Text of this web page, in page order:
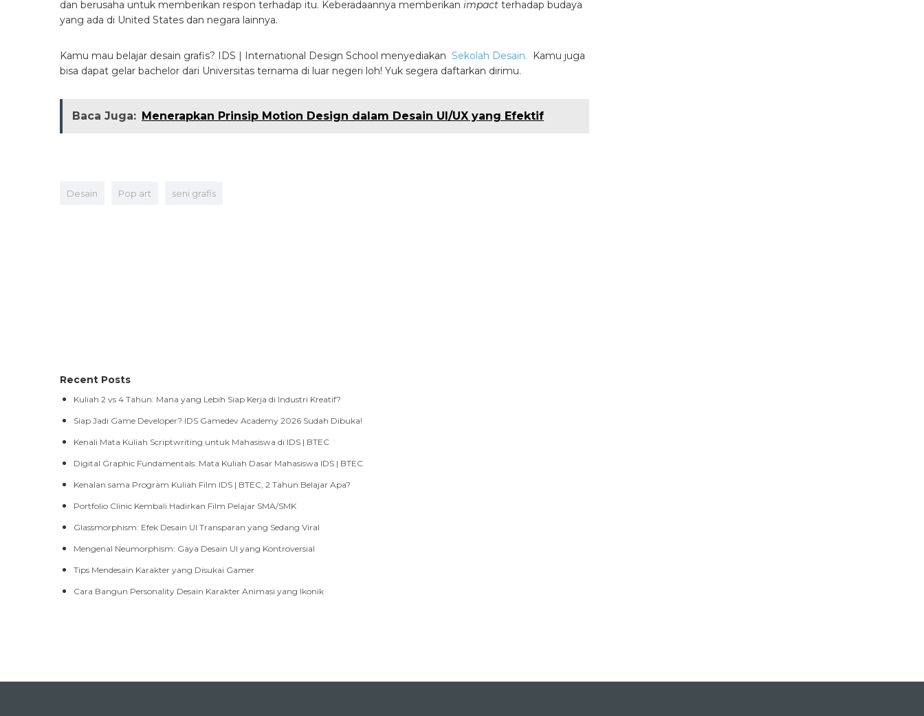
dan berusaha untuk memberikan respon terhadap itu. Keberadaannya memberikan impact terhadap budaya
yang ada di United States dan negara lainnya.
Kamu mau belajar desain grafis? IDS | International Design School menyediakan Sekolah Desain. Kamu juga
bisa dapat gelar bachelor dari Universitas ternama di luar negeri loh! Yuk segera daftarkan dirimu.
Baca Juga: Menerapkan Prinsip Motion Design dalam Desain UI/UX yang Efektif
Desain Pop art seni grafis